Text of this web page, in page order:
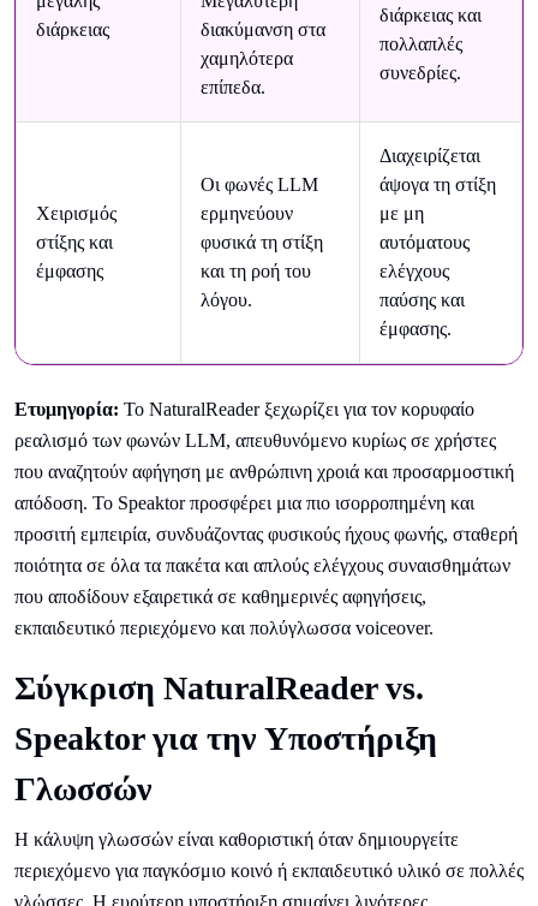
διάρκειας
διακύμανση στα
χαμηλότερα
επίπεδα.
διάρκειας και
πολλαπλές
συνεδρίες.
Χειρισμός
στίξης και
έμφασης
Οι φωνές LLM
ερμηνεύουν
φυσικά τη στίξη
και τη ροή του
λόγου.
Διαχειρίζεται
άψογα τη στίξη
με μη
αυτόματους
ελέγχους
παύσης και
έμφασης.
Ετυμηγορία: Το NaturalReader ξεχωρίζει για τον κορυφαίο
ρεαλισμό των φωνών LLM, απευθυνόμενο κυρίως σε χρήστες
που αναζητούν αφήγηση με ανθρώπινη χροιά και προσαρμοστική
απόδοση. Το Speaktor προσφέρει μια πιο ισορροπημένη και
προσιτή εμπειρία, συνδυάζοντας φυσικούς ήχους φωνής, σταθερή
ποιότητα σε όλα τα πακέτα και απλούς ελέγχους συναισθημάτων
που αποδίδουν εξαιρετικά σε καθημερινές αφηγήσεις,
εκπαιδευτικό περιεχόμενο και πολύγλωσσα voiceover.
Σύγκριση NaturalReader vs.
Speaktor για την Υποστήριξη
Γλωσσών
Η κάλυψη γλωσσών είναι καθοριστική όταν δημιουργείτε
περιεχόμενο για παγκόσμιο κοινό ή εκπαιδευτικό υλικό σε πολλές
γλώσσες. Η ευρύτερη υποστήριξη σημαίνει λιγότερες